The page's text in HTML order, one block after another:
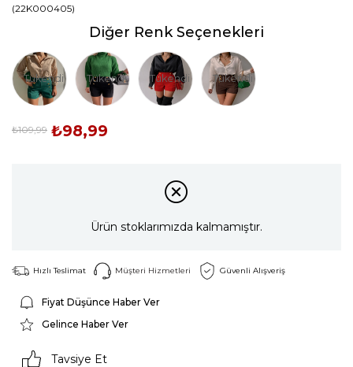
(22K000405)
Diğer Renk Seçenekleri
Tükendi Tükendi Tükendi Tükendi
₺109,99 ₺98,99
Ürün stoklarımızda kalmamıştır.
Hızlı Teslimat Müşteri Hizmetleri Güvenli Alışveriş
Fiyat Düşünce Haber Ver
Gelince Haber Ver
Tavsiye Et